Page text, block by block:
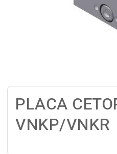
PLACA
VNKP/VNKR